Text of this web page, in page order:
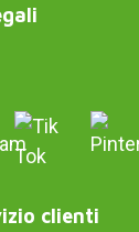
clienti